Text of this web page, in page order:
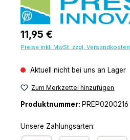
Regulärer Preis:
11,95 €
Preise inkl. MwSt. zzgl. Versandkosten
Aktuell nicht bei uns an Lager
Zum Merkzettel hinzufügen
Produktnummer: PREP0200216
Unsere Zahlungsarten: